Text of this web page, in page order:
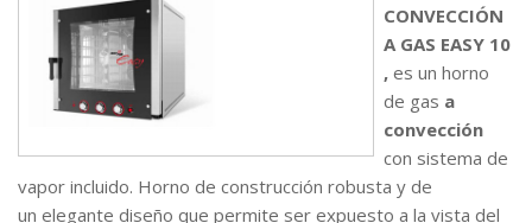
CONVECCIÓN
A GAS EASY 10
, es un horno
de gas a
convección
con sistema de
vapor incluido. Horno de construcción robusta y de
un elegante diseño que permite ser expuesto a la vista del